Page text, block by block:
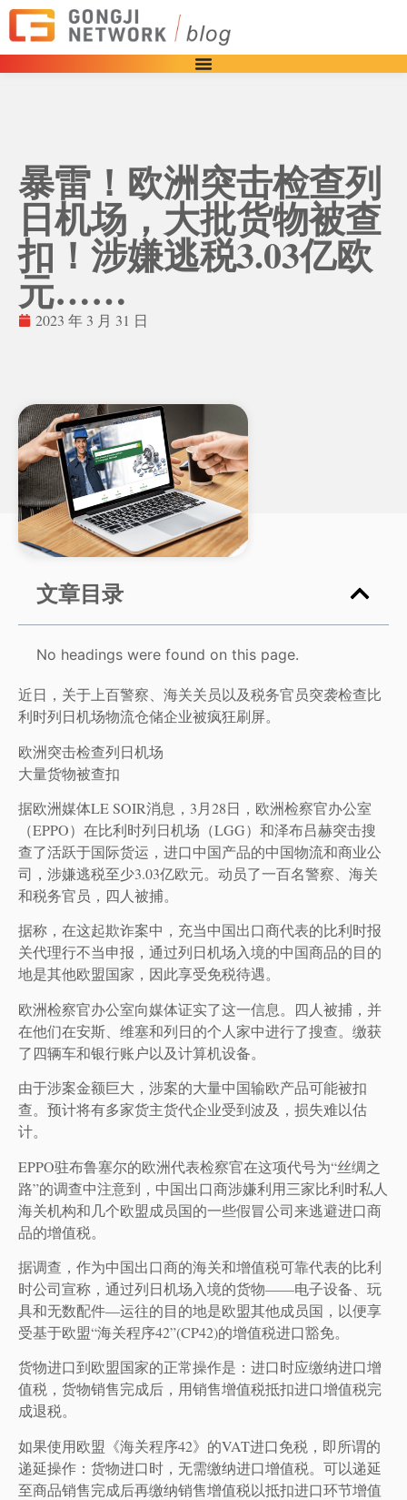
暴雷！欧洲突击检查列
日机场，大批货物被查
扣！涉嫌逃税3.03亿欧
元……
2023 年 3 月 31 日
文章目录
No headings were found on this page.
近日，关于上百警察、海关关员以及税务官员突袭检查比
利时列日机场物流仓储企业被疯狂刷屏。
欧洲突击检查列日机场
大量货物被查扣
据欧洲媒体LE SOIR消息，3月28日，欧洲检察官办公室
（EPPO）在比利时列日机场（LGG）和泽布吕赫突击搜
查了活跃于国际货运，进口中国产品的中国物流和商业公
司，涉嫌逃税至少3.03亿欧元。动员了一百名警察、海关
和税务官员，四人被捕。
据称，在这起欺诈案中，充当中国出口商代表的比利时报
关代理行不当申报，通过列日机场入境的中国商品的目的
地是其他欧盟国家，因此享受免税待遇。
欧洲检察官办公室向媒体证实了这一信息。四人被捕，并
在他们在安斯、维塞和列日的个人家中进行了搜查。缴获
了四辆车和银行账户以及计算机设备。
由于涉案金额巨大，涉案的大量中国输欧产品可能被扣
查。预计将有多家货主货代企业受到波及，损失难以估
计。
EPPO驻布鲁塞尔的欧洲代表检察官在这项代号为“丝绸之
路”的调查中注意到，中国出口商涉嫌利用三家比利时私人
海关机构和几个欧盟成员国的一些假冒公司来逃避进口商
品的增值税。
据调查，作为中国出口商的海关和增值税可靠代表的比利
时公司宣称，通过列日机场入境的货物——电子设备、玩
具和无数配件—运往的目的地是欧盟其他成员国，以便享
受基于欧盟“海关程序42”(CP42)的增值税进口豁免。
货物进口到欧盟国家的正常操作是：进口时应缴纳进口增
值税，货物销售完成后，用销售增值税抵扣进口增值税完
成退税。
如果使用欧盟《海关程序42》的VAT进口免税，即所谓的
递延操作：货物进口时，无需缴纳进口增值税。可以递延
至商品销售完成后再缴纳销售增值税以抵扣进口环节增值